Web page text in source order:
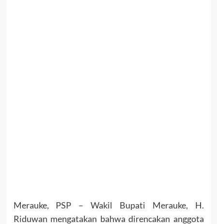
Merauke, PSP – Wakil Bupati Merauke, H.
Riduwan mengatakan bahwa direncakan anggota